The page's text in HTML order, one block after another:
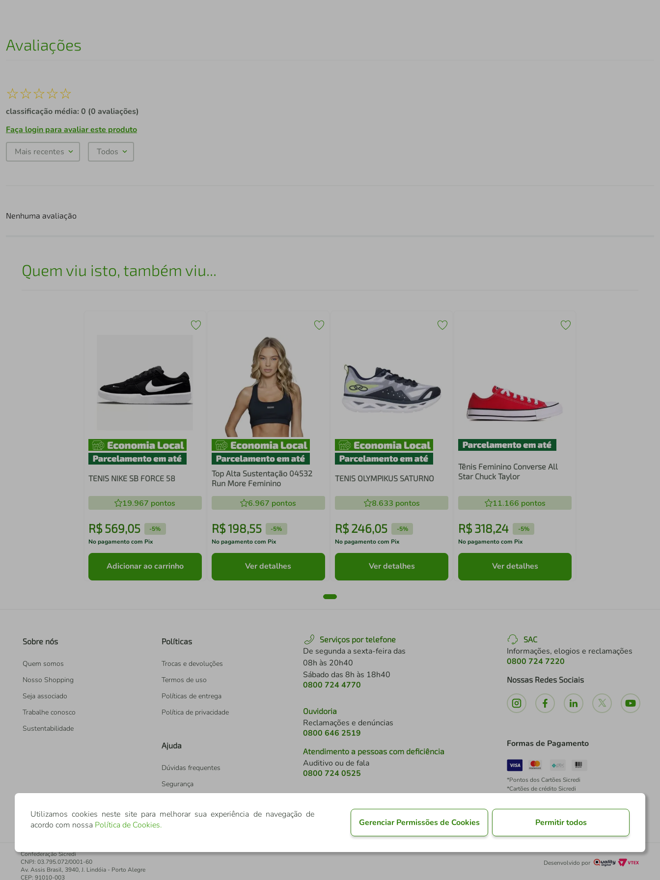
Avaliações
☆☆☆☆☆
classificação média: 0 (0 avaliações)
Faça login para avaliar este produto
Mais recentes Todos
Nenhuma avaliação
Quem viu isto, também viu...
TENIS NIKE SB FORCE 58
19.967 pontos
R$ 569,05 -5%
No pagamento com Pix
Adicionar ao carrinho
Top Alta Sustentação 04532
Run More Feminino
6.967 pontos
R$198,55 -5%
No pagamento com Pix
Ver detalhes
TENIS OLYMPIKUS SATURNO
8.633 pontos
R$ 246,05 -5%
No pagamento com Pix
Ver detalhes
Tênis Feminino Converse All
Star Chuck Taylor
11.166 pontos
R$ 318,24 -5%
No pagamento com Pix
Ver detalhes
Sobre nós
Quem somos
Nosso Shopping
Seja associado
Trabalhe conosco
Sustentabilidade
Políticas
Trocas e devoluções
Termos de uso
Políticas de entrega
Política de privacidade
Ajuda
Dúvidas frequentes
Segurança
Serviços por telefone
De segunda a sexta-feira das
08h às 20h40
Sábado das 8h às 18h40
0800 724 4770
Ouvidoria
Reclamações e denúncias
0800 646 2519
Atendimento a pessoas com deficiência
Auditivo ou de fala
0800 724 0525
SAC
Informações, elogios e reclamações
0800 724 7220
Nossas Redes Sociais
Formas de Pagamento
*Pontos dos Cartões Sicredi
*Cartões de crédito Sicredi
Confederação Sicredi
CNPJ: 03.795.072/0001-60
Av. Assis Brasil, 3940, J. Lindóia - Porto Alegre
CEP: 91010-003
Desenvolvido por
Utilizamos cookies neste site para melhorar sua experiência de navegação de
acordo com nossa Política de Cookies. Gerenciar Permissões de Cookies Permitir todos